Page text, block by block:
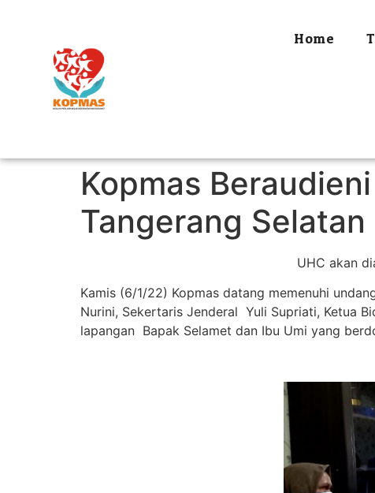
Home
Kopmas
Tangerang Selatan
UHC akan
Kamis (6/1/22) Kopmas datang memenuhi
Nurini, Sekertaris Jenderal Yuli Supriati, Ketua
lapangan Bapak Selamet dan Ibu Umi yang